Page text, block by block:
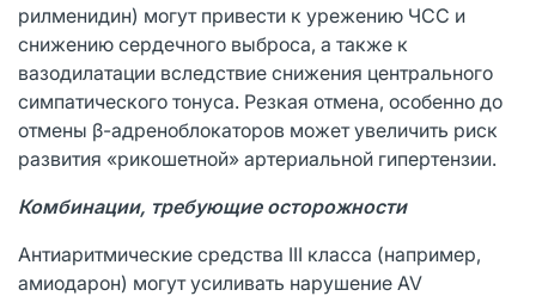
рилменидин) могут привести к урежению ЧСС и
снижению сердечного выброса, а также к
вазодилатации вследствие снижения центрального
симпатического тонуса. Резкая отмена, особенно до
отмены β-адреноблокаторов может увеличить риск
развития «рикошетной» артериальной гипертензии.
Комбинации, требующие осторожности
Антиаритмические средства III класса (например,
амиодарон) могут усиливать нарушение AV